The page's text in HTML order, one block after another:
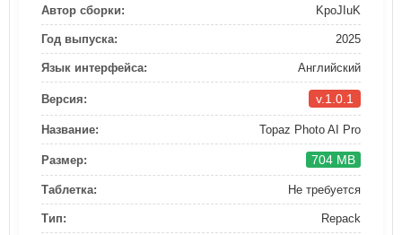
Автор сборки: KpoJIuK
Год выпуска: 2025
Язык интерфейса: Английский
Версия: v.1.0.1
Название: Topaz Photo AI Pro
Размер: 704 MB
Таблетка: Не требуется
Тип: Repack